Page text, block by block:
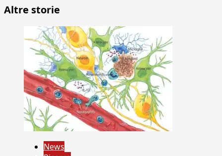
Altre storie
News